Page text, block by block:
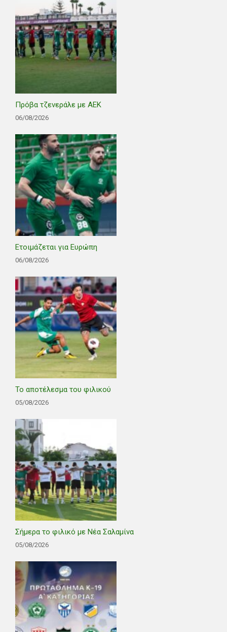
Πρόβα τζενεράλε με ΑΕΚ
06/08/2026
Ετοιμάζεται για Ευρώπη
06/08/2026
Το αποτέλεσμα του φιλικού
05/08/2026
Σήμερα το φιλικό με Νέα Σαλαμίνα
05/08/2026